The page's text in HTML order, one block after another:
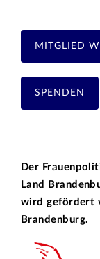
MITGLIED
SPENDEN
Der
Land
wird gefördert
Brandenburg.